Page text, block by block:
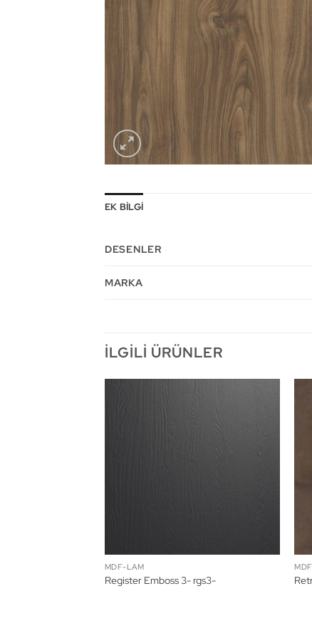
EK BILGI
DESENLER
MARKA
İLGILI ÜRÜNLER
MDF-LAM
Register Emboss 3- rgs3-